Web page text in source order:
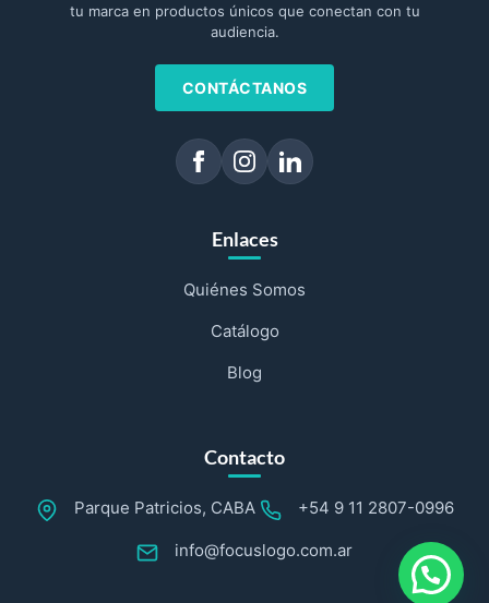
tu marca en productos únicos que conectan con tu
audiencia.
CONTÁCTANOS
Enlaces
Quiénes Somos
Catálogo
Blog
Contacto
Parque Patricios, CABA +54 9 11 2807-0996
info@focuslogo.com.ar